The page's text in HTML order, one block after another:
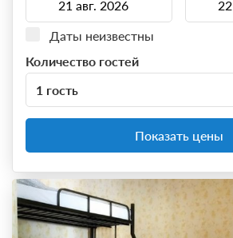
Даты неизвестны
Количество гостей
1 гость
Показать цены